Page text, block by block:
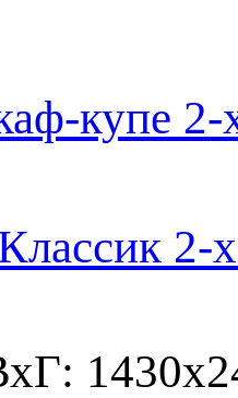
купе
2-